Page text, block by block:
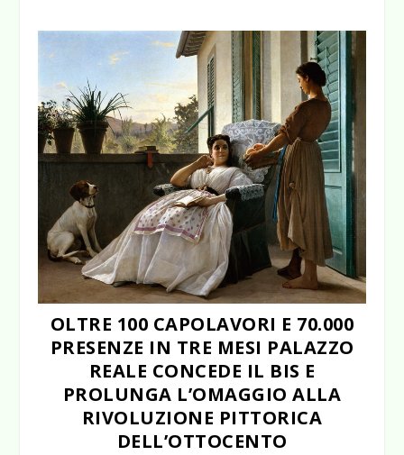
OLTRE 100 CAPOLAVORI E 70.000
PRESENZE IN TRE MESI PALAZZO
REALE CONCEDE IL BIS E
PROLUNGA L’OMAGGIO ALLA
RIVOLUZIONE PITTORICA
DELL’OTTOCENTO